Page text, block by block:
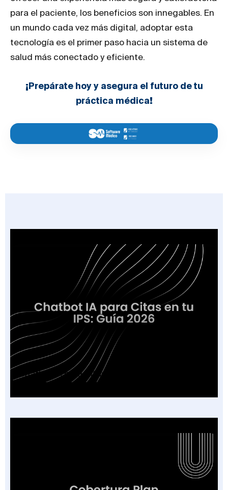
para el paciente, los beneficios son innegables. En
un mundo cada vez más digital, adoptar esta
tecnología es el primer paso hacia un sistema de
salud más conectado y eficiente.
¡Prepárate hoy y asegura el futuro de tu
práctica médica!
Chatbot IA para Citas en tu IPS: Guía 2026